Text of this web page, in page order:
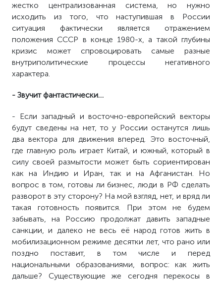
жестко централизованная система, но нужно
исходить из того, что наступившая в России
ситуация фактически является отражением
положения СССР в конце 1980-х, а такой глубины
кризис может спровоцировать самые разные
внутриполитические процессы негативного
характера.
- Звучит фантастически…
- Если западный и восточно-европейский векторы
будут сведены на нет, то у России останутся лишь
два вектора для движения вперед. Это восточный,
где главную роль играет Китай, и южный, который в
силу своей размытости может быть сориентирован
как на Индию и Иран, так и на Афганистан. Но
вопрос в том, готовы ли бизнес, люди в РФ сделать
разворот в эту сторону? На мой взгляд, нет, и вряд ли
такая готовность появится. При этом не будем
забывать, на Россию продолжат давить западные
санкции, и далеко не весь её народ готов жить в
мобилизационном режиме десятки лет, что рано или
поздно поставит, в том числе и перед
национальными образованиями, вопрос: как жить
дальше? Существующие же сегодня перекосы в